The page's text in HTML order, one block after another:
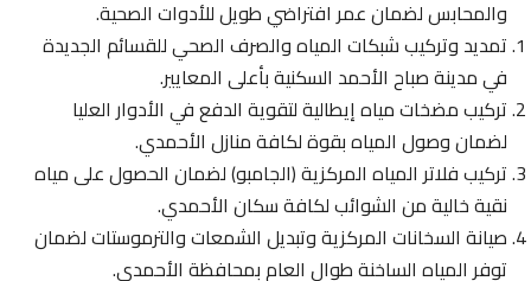
والمحابس لضمان عمر افتراضي طويل للأدوات الصحية.
تمديد وتركيب شبكات المياه والصرف الصحي للقسائم الجديدة
في مدينة صباح الأحمد السكنية بأعلى المعايير.
تركيب مضخات مياه إيطالية لتقوية الدفع في الأدوار العليا
لضمان وصول المياه بقوة لكافة منازل الأحمدي.
تركيب فلاتر المياه المركزية (الجامبو) لضمان الحصول على مياه
نقية خالية من الشوائب لكافة سكان الأحمدي.
صيانة السخانات المركزية وتبديل الشمعات والترموستات لضمان
توفر المياه الساخنة طوال العام بمحافظة الأحمدي.